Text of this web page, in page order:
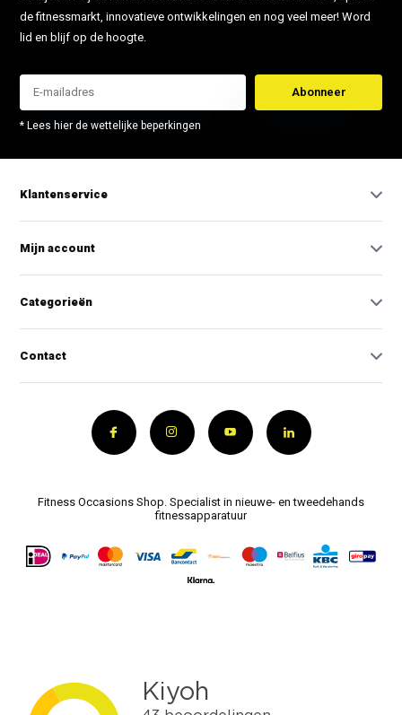
de fitnessmarkt, innovatieve ontwikkelingen en nog veel meer! Word
lid en blijf op de hoogte.
Abonneer
* Lees hier de wettelijke beperkingen
Klantenservice
Mijn account
Categorieën
Contact
Fitness Occasions Shop. Specialist in nieuwe- en tweedehands
fitnessapparatuur